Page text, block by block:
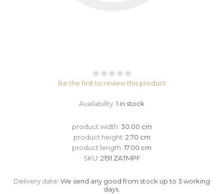
Be the first to review this product
Availability: 1 in stock
product.width: 30.00 cm
product.height: 2.70 cm
product.length:17.00 cm
SKU: 2191 ZATMPF
Delivery date: We send any good from stock up to 3 working
days.